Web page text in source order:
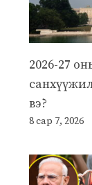
2026-27
вэ?
8 сар 7, 2026